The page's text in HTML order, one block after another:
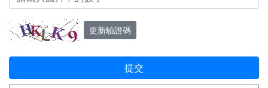
更新驗證碼
提交